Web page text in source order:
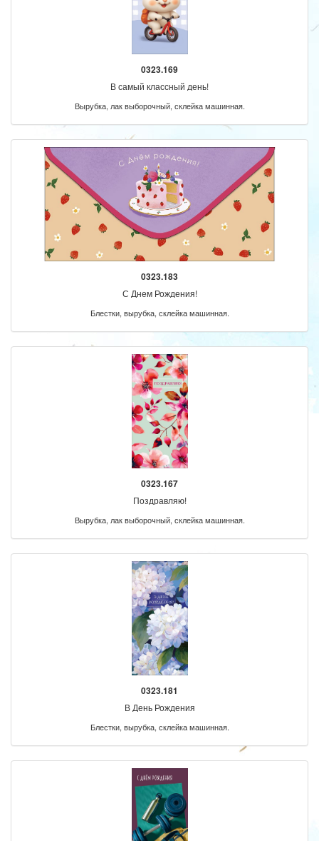
0323.169
В самый классный день!
Вырубка, лак выборочный, склейка машинная.
0323.183
С Днем Рождения!
Блестки, вырубка, склейка машинная.
0323.167
Поздравляю!
Вырубка, лак выборочный, склейка машинная.
0323.181
В День Рождения
Блестки, вырубка, склейка машинная.